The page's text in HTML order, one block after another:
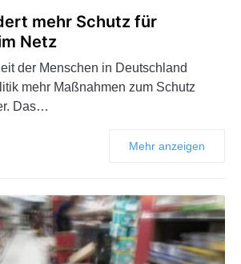
mehr Schutz für
Netz
der Menschen in Deutschland
mehr Maßnahmen zum Schutz
Das…
Mehr anzeigen